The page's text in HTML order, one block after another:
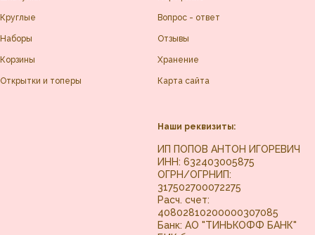
Круглые
Наборы
Корзины
Открытки и топеры
Вопрос - ответ
Отзывы
Хранение
Карта сайта
Наши реквизиты:
ИП ПОПОВ АНТОН ИГОРЕВИЧ
ИНН: 632403005875
ОГРН/ОГРНИП:
317502700072275
Расч. счет:
40802810200000307085
Банк: АО "ТИНЬКОФФ БАНК"